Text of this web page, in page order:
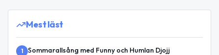
Mest läst
1 Sommarallsång med Funny och Humlan Djojj